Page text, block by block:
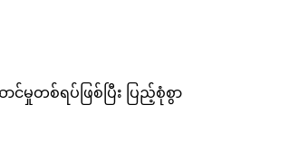
င်မှုတစ်ရပ်ဖြစ်ပြီး ပြည့်စုံစွာ